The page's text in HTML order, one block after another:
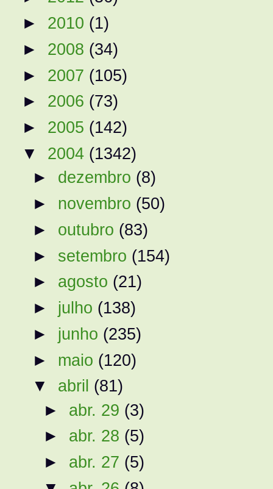
► 2010 (1)
► 2008 (34)
► 2007 (105)
► 2006 (73)
► 2005 (142)
▼ 2004 (1342)
► dezembro (8)
► novembro (50)
► outubro (83)
► setembro (154)
► agosto (21)
► julho (138)
► junho (235)
► maio (120)
▼ abril (81)
► abr. 29 (3)
► abr. 28 (5)
► abr. 27 (5)